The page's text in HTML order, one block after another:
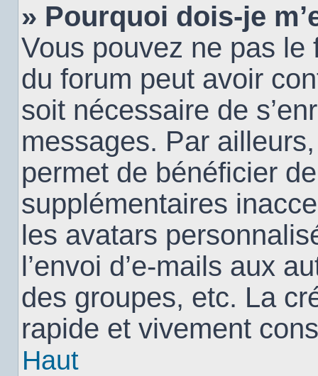
» Pourquoi dois-je
Vous pouvez ne pas le
du forum peut avoir
soit nécessaire de
messages. Par
permet de bénéficier
supplémentaires
les avatars
l’envoi d’e-mails aux
des groupes, etc. La
rapide et vivement
Haut